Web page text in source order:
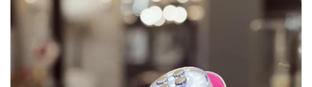
coeur
(9)
Digital/Blogging